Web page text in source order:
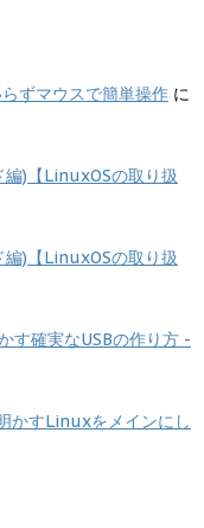
ずマウスで簡単操作 に
)【LinuxOSの取り扱
)【LinuxOSの取り扱
す確実なUSBの作り方 -
かすLinuxをメインにし